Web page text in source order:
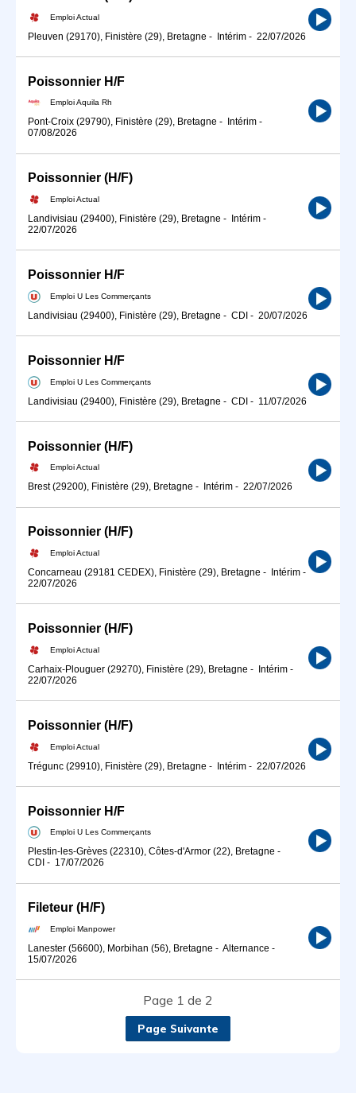
Emploi Actual
Pleuven (29170), Finistère (29), Bretagne - Intérim - 22/07/2026
Poissonnier H/F
Emploi Aquila Rh
Pont-Croix (29790), Finistère (29), Bretagne - Intérim -
07/08/2026
Poissonnier (H/F)
Emploi Actual
Landivisiau (29400), Finistère (29), Bretagne - Intérim -
22/07/2026
Poissonnier H/F
Emploi U Les Commerçants
Landivisiau (29400), Finistère (29), Bretagne - CDI - 20/07/2026
Poissonnier H/F
Emploi U Les Commerçants
Landivisiau (29400), Finistère (29), Bretagne - CDI - 11/07/2026
Poissonnier (H/F)
Emploi Actual
Brest (29200), Finistère (29), Bretagne - Intérim - 22/07/2026
Poissonnier (H/F)
Emploi Actual
Concarneau (29181 CEDEX), Finistère (29), Bretagne - Intérim -
22/07/2026
Poissonnier (H/F)
Emploi Actual
Carhaix-Plouguer (29270), Finistère (29), Bretagne - Intérim -
22/07/2026
Poissonnier (H/F)
Emploi Actual
Trégunc (29910), Finistère (29), Bretagne - Intérim - 22/07/2026
Poissonnier H/F
Emploi U Les Commerçants
Plestin-les-Grèves (22310), Côtes-d'Armor (22), Bretagne -
CDI - 17/07/2026
Fileteur (H/F)
Emploi Manpower
Lanester (56600), Morbihan (56), Bretagne - Alternance -
15/07/2026
Page 1 de 2
Page Suivante